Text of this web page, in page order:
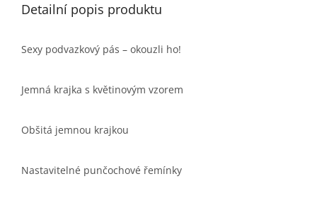
Detailní popis produktu
Sexy podvazkový pás – okouzli ho!
Jemná krajka s květinovým vzorem
Obšitá jemnou krajkou
Nastavitelné punčochové řemínky